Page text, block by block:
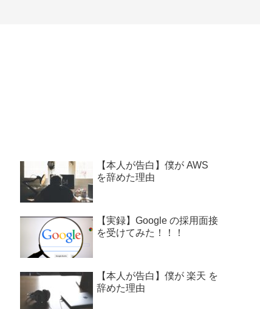
【本人が告白】僕が AWS
を辞めた理由
【実録】Google の採用面接
を受けてみた！！！
【本人が告白】僕が 楽天 を
辞めた理由